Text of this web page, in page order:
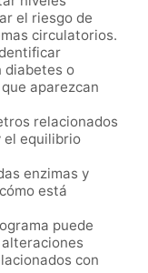
el riesgo de
circulatorios.
diabetes o
aparezcan
relacionados
el equilibrio
enzimas y
está
puede
con